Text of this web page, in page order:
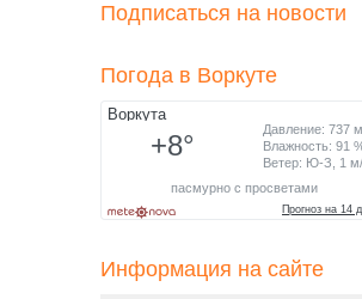
Подписаться на новости
Погода в Воркуте
Информация на сайте